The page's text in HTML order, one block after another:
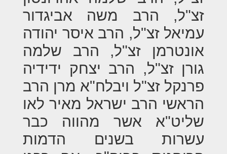
זצ"ל, הרב משה אביגדור
עמיאל זצ"ל, הרב איסר יהודה
אונטרמן זצ"ל, הרב שלמה
גורן זצ"ל, הרב יצחק ידידיה
פרנקל זצ"ל ויבלח"א מרן הרב
הראשי הרב ישראל מאיר לאו
שליט"א אשר מהווה כבר
עשרות בשנים הדמות